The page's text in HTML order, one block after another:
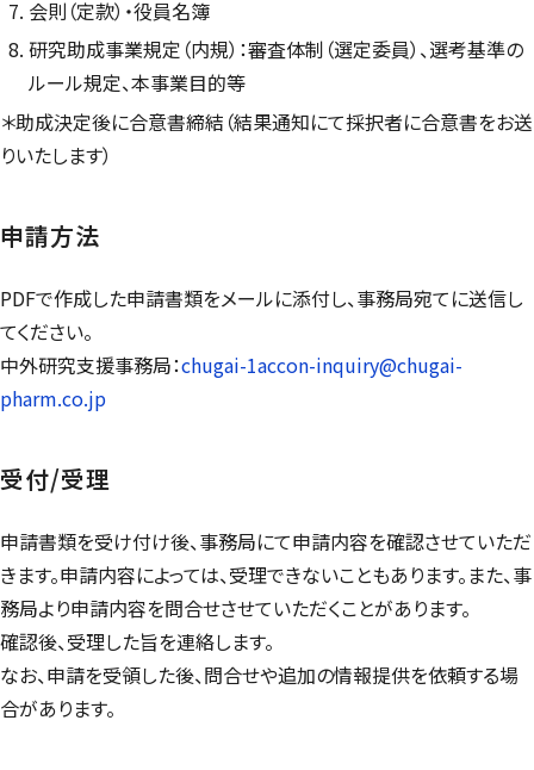
会則（定款）・役員名簿
研究助成事業規定（内規）：審査体制（選定委員）、選考基準の
ルール規定、本事業目的等
＊助成決定後に合意書締結（結果通知にて採択者に合意書をお送
りいたします）
申請方法
PDFで作成した申請書類をメールに添付し、事務局宛てに送信し
てください。
中外研究支援事務局：chugai-1accon-inquiry@chugai-
pharm.co.jp
受付/受理
申請書類を受け付け後、事務局にて申請内容を確認させていただ
きます。申請内容によっては、受理できないこともあります。また、事
務局より申請内容を問合せさせていただくことがあります。
確認後、受理した旨を連絡します。
なお、申請を受領した後、問合せや追加の情報提供を依頼する場
合があります。